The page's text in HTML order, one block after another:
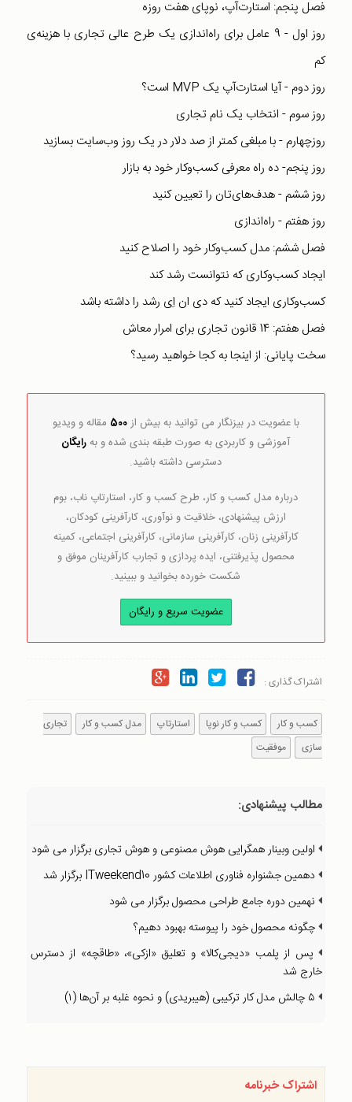
فصل پنجم: استارت‌آپ، نوپای هفت روزه
روز اول - 9 عامل برای راه‌اندازی یک طرح عالی تجاری با هزینه‌ی
کم
روز دوم - آیا استارت‌آپ یک MVP است؟
روز سوم - انتخاب یک نام تجاری
روزچهارم - با مبلغی کمتر از صد دلار در یک روز وب‌سایت بسازید
روز پنجم- ده راه معرفی کسب‌وکار خود به بازار
روز ششم - هدف‌های‌تان را تعیین کنید
روز هفتم - راه‌اندازی
فصل ششم: مدل کسب‌وکار خود را اصلاح کنید
ایجاد کسب‌وکاری که نتوانست رشد کند
کسب‌وکاری ایجاد کنید که دی ان اِی رشد را داشته باشد
فصل هفتم: 14 قانون تجاری برای امرار معاش
سخت پایانی: از اینجا به کجا خواهید رسید؟
با عضویت در بیزنگار می توانید به بیش از500 مقاله و ویدیو
آموزشی و کاربردی به صورت طبقه بندی شده و بهرایگان
دسترسی داشته باشید.
درباره مدل کسب و کار، طرح کسب و کار، استارتاپ ناب، بوم
ارزش پیشنهادی، خلاقیت و نوآوری، کارآفرینی کودکان،
کارآفرینی زنان، کارآفرینی سازمانی، کارآفرینی اجتماعی، کمینه
محصول پذیرفتنی، ایده پردازی و تجارب کارآفرینان موفق و
شکست خورده بخوانید و ببینید.
عضویت سریع و رایگان
اشتراک گذاری :
کسب و کار کسب و کار نوپا استارتاپ مدل کسب و کار
تجاری
سازی
موفقیت
مطالب پیشنهادی:
اولین وبینار همگرایی هوش مصنوعی و هوش تجاری برگزار می شود
دهمین جشنواره فناوری اطلاعات کشور ITweekend10 برگزار شد
نهمین دوره جامع طراحی محصول برگزار می شود
چگونه محصول خود را پیوسته بهبود دهیم؟
پس از پلمب «دیجی‌کالا» و تعلیق «ازکی»، «طاقچه» از دسترس
خارج شد
۵ چالش مدل کار ترکیبی (هیبریدی) و نحوه غلبه بر آن‌ها (۱)
اشتراک خبرنامه